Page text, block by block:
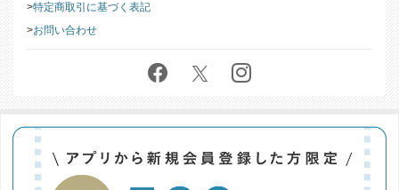
特定商取引に基づく表記
お問い合わせ